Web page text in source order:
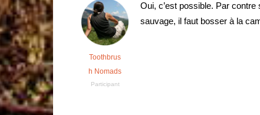
Toothbrus
h Nomads
Participant
Oui, c’est possible. Par
sauvage, il faut bosser à la